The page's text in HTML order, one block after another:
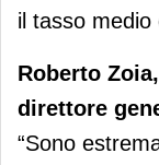
il tasso medio
Roberto
direttore
“Sono